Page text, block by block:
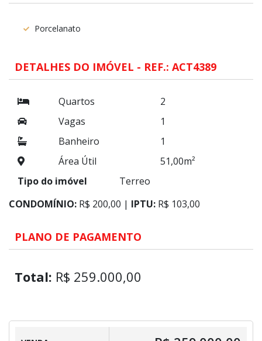
Porcelanato
DETALHES DO IMÓVEL - REF.: ACT4389
Quartos
2
Vagas
1
Banheiro
1
Área Útil
51,00m²
Tipo do imóvel
Terreo
CONDOMÍNIO: R$ 200,00 | IPTU: R$ 103,00
PLANO DE PAGAMENTO
Total: R$ 259.000,00